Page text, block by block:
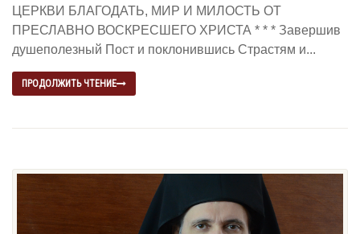
ЦЕРКВИ БЛАГОДАТЬ, МИР И МИЛОСТЬ ОТ
ПРЕСЛАВНО ВОСКРЕСШЕГО ХРИСТА * * * Завершив
душеполезный Пост и поклонившись Страстям и...
ПРОДОЛЖИТЬ ЧТЕНИЕ